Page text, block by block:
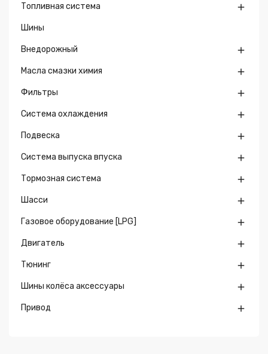
Топливная система 
Шины
Внедорожный 
Масла смазки химия 
Фильтры 
Система охлаждения 
Подвеска 
Система выпуска впуска 
Тормозная система 
Шасси 
Газовое оборудование [LPG] 
Двигатель 
Тюнинг 
Шины колёса аксессуары 
Привод 